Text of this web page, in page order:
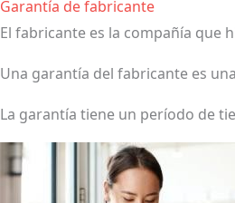
Garantía de fabricante
El fabricante es la compañía que
Una garantía del fabricante es
La garantía tiene un período de